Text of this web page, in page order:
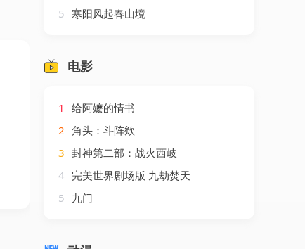
5 寒阳风起春山境
电影
1
给阿嬷的情书
2 角头：斗阵欸
3 封神第二部：战火西岐
4 完美世界剧场版 九劫焚天
5 九门